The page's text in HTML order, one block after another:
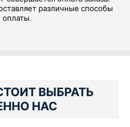
различные способы
оплаты.
ВЫБРАТЬ
НАС